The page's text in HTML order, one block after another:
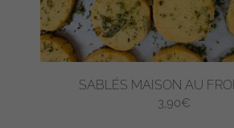
SABLÉS MAISON AU
3,90€